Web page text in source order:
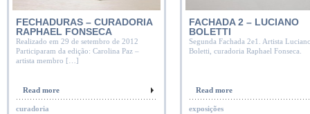
FECHADURAS – CURADORIA
RAPHAEL FONSECA
Realizado em 29 de setembro de 2012
Participaram da edição: Carolina Paz –
artista membro […]
Read more
curadoria
FACHADA 2 – LUCIANO
BOLETTI
Segunda Fachada 2e1. Artista
Boletti, curadoria Raphael Fonseca.
Read more
exposições